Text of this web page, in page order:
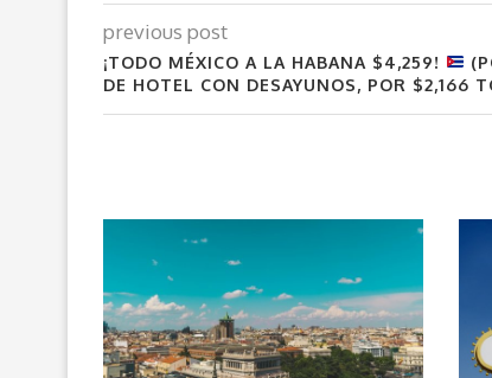
previous post
¡TODO MÉXICO A LA HABANA $4,259!
DE HOTEL CON DESAYUNOS, POR $2,166